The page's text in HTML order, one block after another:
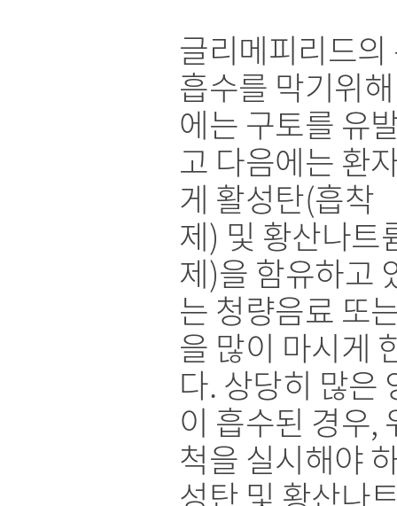
글리메피리드의
흡수를 막기위
에는 구토를 유
고 다음에는 환
게 활성탄(흡착
제) 및 황산나트
제)을 함유하고
는 청량음료 또
을 많이 마시게
다. 상당히 많은
이 흡수된 경우,
척을 실시해야
성탄 및 황산나